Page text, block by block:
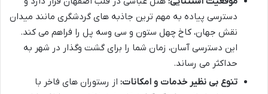
دسترسی پیاده به مهم ترین جاذبه های گردشگری مانند میدان
نقش جهان، کاخ چهل ستون و سی وسه پل را فراهم می کند.
این دسترسی آسان، زمان شما را برای گشت وگذار در شهر به
حداکثر می رساند.
تنوع بی نظیر خدمات و امکانات: از رستوران های فاخر با